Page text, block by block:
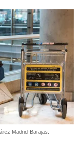
Madrid-Barajas.